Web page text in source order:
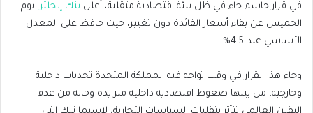
في قرار حاسم جاء في ظل بيئة اقتصادية متقلبة، أعلن بنك إنجلترا يوم
الخميس عن بقاء أسعار الفائدة دون تغيير، حيث حافظ على المعدل
الأساسي عند 4.5%.
وجاء هذا القرار في وقت تواجه فيه المملكة المتحدة تحديات داخلية
وخارجية، من بينها ضغوط اقتصادية داخلية متزايدة وحالة من عدم